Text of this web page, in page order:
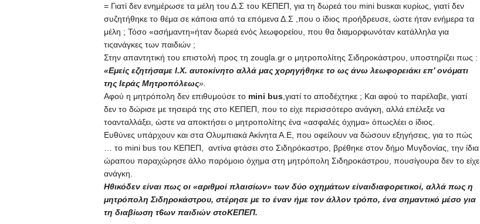
= Γιατί δεν ενημέρωσε τα μέλη του Δ.Σ του ΚΕΠΕΠ, για τη δωρεά του mini busκαι κυρίως, γιατί δεν
συζητήθηκε το θέμα σε κάποια από τα επόμενα Δ.Σ ,που ο ίδιος προήδρευσε, ώστε ήταν ενήμερα τα
μέλη ; Τόσο «ασήμαντη»ήταν δωρεά ενός λεωφορείου, που θα διαμορφωνόταν κατάλληλα για
τιςανάγκες των παιδιών ;
Στην απαντητική του επιστολή προς τη zougla gr ο μητροπολίτης Σιδηροκάστρου, υποστηρίζει πως :
«Εμείς εζητήσαμε Ι.Χ. αυτοκίνητο αλλά μας χορηγήθηκε το ως άνω λεωφορειάκι επ’ ονόματι
της Ιεράς Μητροπόλεως».
Αφού η μητρόπολη δεν επιθυμούσε το mini bus,γιατί το αποδέχτηκε ; Και αφού το παρέλαβε, γιατί
δεν το δώρισε με τησειρά της στο ΚΕΠΕΠ, που το είχε περισσότερο ανάγκη, αλλά επέλεξε να
τοανταλλάξει, ώστε να αποκτήσει ο μητροπολίτης ένα «ασφαλές όχημα» όπωςλέει ο ίδιος.
Ευθύνες υπάρχουν και στα Ολυμπιακά Ακίνητα Α.Ε, που οφείλουν να δώσουν εξηγήσεις, για το πώς
… το mini bus του ΚΕΠΕΠ, αντίνα φτάσει στο Σιδηρόκαστρο, βρέθηκε στον δήμο Μυγδονίας, την ίδια
ώραπου παραχώρησε άλλο παρόμοιο όχημα στη μητρόπολη Σιδηροκάστρου, πουσίγουρα δεν το είχε
ανάγκη.
Ηθικόδεν είναι πως οι «αριθμοί πλαισίων» των δύο οχημάτων είναιδιαφορετικοί, αλλά πως η
μητρόπολη Σιδηροκάστρου, στέρησε με το έναν ήμε τον άλλον τρόπο, ένα σημαντικό μέσο για
τη διαβίωση τ6ων παιδιών στοΚΕΠΕΠ.